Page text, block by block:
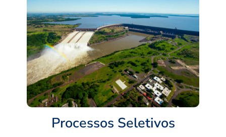
Processos Seletivos